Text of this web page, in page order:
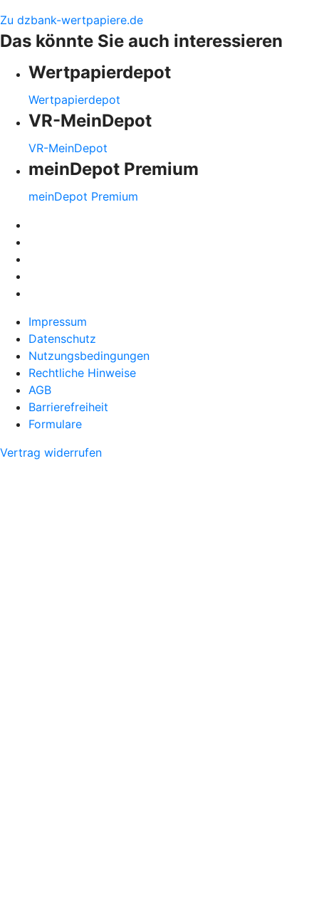
Zu dzbank-wertpapiere.de
Das könnte Sie auch interessieren
Wertpapierdepot
Wertpapierdepot
VR-MeinDepot
VR-MeinDepot
meinDepot Premium
meinDepot Premium
Impressum
Datenschutz
Nutzungsbedingungen
Rechtliche Hinweise
AGB
Barrierefreiheit
Formulare
Vertrag widerrufen